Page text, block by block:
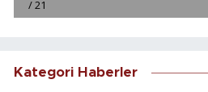
Kategori Haberler